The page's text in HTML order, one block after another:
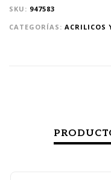
SKU: 947583
CATEGORÍAS: ACRILICOS